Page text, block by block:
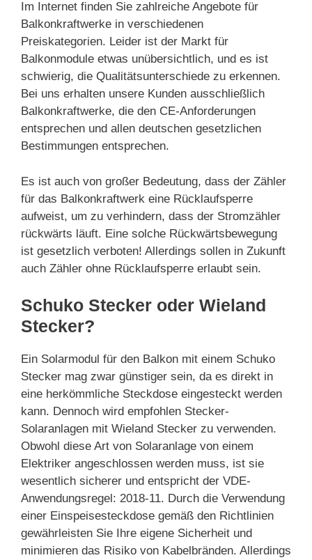
Im Internet finden Sie zahlreiche Angebote für
Balkonkraftwerke in verschiedenen
Preiskategorien. Leider ist der Markt für
Balkonmodule etwas unübersichtlich, und es ist
schwierig, die Qualitätsunterschiede zu erkennen.
Bei uns erhalten unsere Kunden ausschließlich
Balkonkraftwerke, die den CE-Anforderungen
entsprechen und allen deutschen gesetzlichen
Bestimmungen entsprechen.
Es ist auch von großer Bedeutung, dass der Zähler
für das Balkonkraftwerk eine Rücklaufsperre
aufweist, um zu verhindern, dass der Stromzähler
rückwärts läuft. Eine solche Rückwärtsbewegung
ist gesetzlich verboten! Allerdings sollen in Zukunft
auch Zähler ohne Rücklaufsperre erlaubt sein.
Schuko Stecker oder Wieland
Stecker?
Ein Solarmodul für den Balkon mit einem Schuko
Stecker mag zwar günstiger sein, da es direkt in
eine herkömmliche Steckdose eingesteckt werden
kann. Dennoch wird empfohlen Stecker-
Solaranlagen mit Wieland Stecker zu verwenden.
Obwohl diese Art von Solaranlage von einem
Elektriker angeschlossen werden muss, ist sie
wesentlich sicherer und entspricht der VDE-
Anwendungsregel: 2018-11. Durch die Verwendung
einer Einspeisesteckdose gemäß den Richtlinien
gewährleisten Sie Ihre eigene Sicherheit und
minimieren das Risiko von Kabelbränden. Allerdings